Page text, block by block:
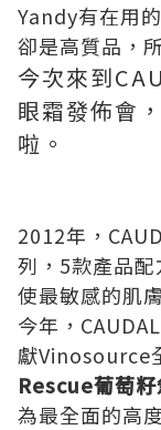
Yandy有在用
卻是高質品，
今次來到
眼霜發佈會
啦。
2012年，
列，5款產品
使最敏感的肌
今年，
獻Vinosource
Rescue葡萄
為最全面的高